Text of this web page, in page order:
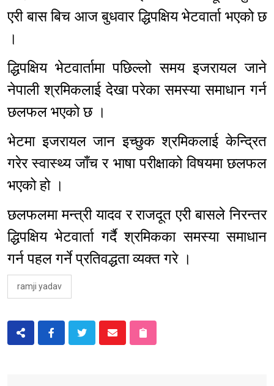
एरी बास बिच आज बुधवार द्धिपक्षिय भेटवार्ता भएको छ
।
द्धिपक्षिय भेटवार्तामा पछिल्लो समय इजरायल जाने
नेपाली श्रमिकलाई देखा परेका समस्या समाधान गर्न
छलफल भएको छ ।
भेटमा इजरायल जान इच्छुक श्रमिकलाई केन्द्रित
गरेर स्वास्थ्य जाँच र भाषा परीक्षाको विषयमा छलफल
भएको हो ।
छलफलमा मन्त्री यादव र राजदूत एरी बासले निरन्तर
द्धिपक्षिय भेटवार्ता गर्दै श्रमिकका समस्या समाधान
गर्न पहल गर्ने प्रतिवद्धता व्यक्त गरे ।
ramji yadav